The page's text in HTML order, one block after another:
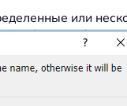
или